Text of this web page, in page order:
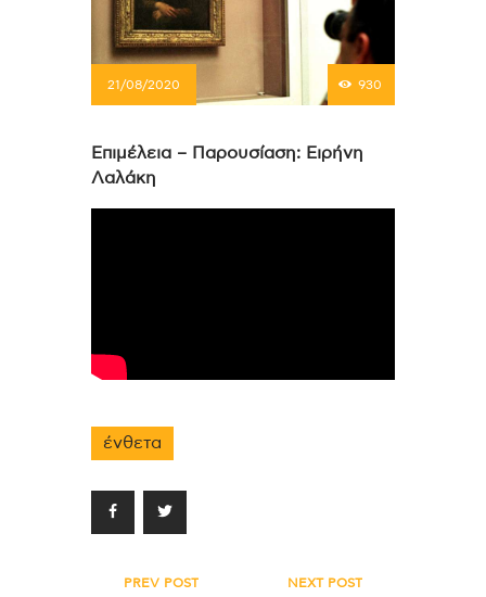
21/08/2020 930
Επιμέλεια – Παρουσίαση: Ειρήνη
Λαλάκη
ένθετα
Πλοήγηση
PREV POST NEXT POST